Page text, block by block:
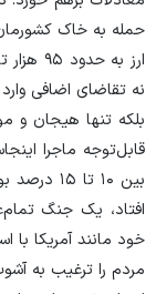
حمله به خاک
ارز
نه تقاضای اضافی
بلکه تنها هیجان و
بین ۱۰
افتاد، یک جنگ
خود مانند آمریکا با
مردم را ترغیب به